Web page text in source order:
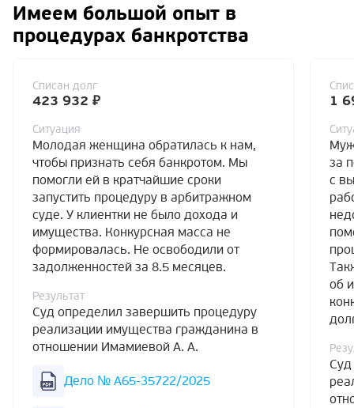
Имеем большой опыт в
процедурах банкротства
Списан долг
423 932 ₽
Ситуация
Молодая женщина обратилась к нам,
чтобы признать себя банкротом. Мы
помогли ей в кратчайшие сроки
запустить процедуру в арбитражном
суде. У клиентки не было дохода и
имущества. Конкурсная масса не
формировалась. Не освободили от
задолженностей за 8.5 месяцев.
Результат
Суд определил завершить процедуру
реализации имущества гражданина в
отношении Имамиевой А. А.
Дело № А65-35722/2025
1
за
с
об